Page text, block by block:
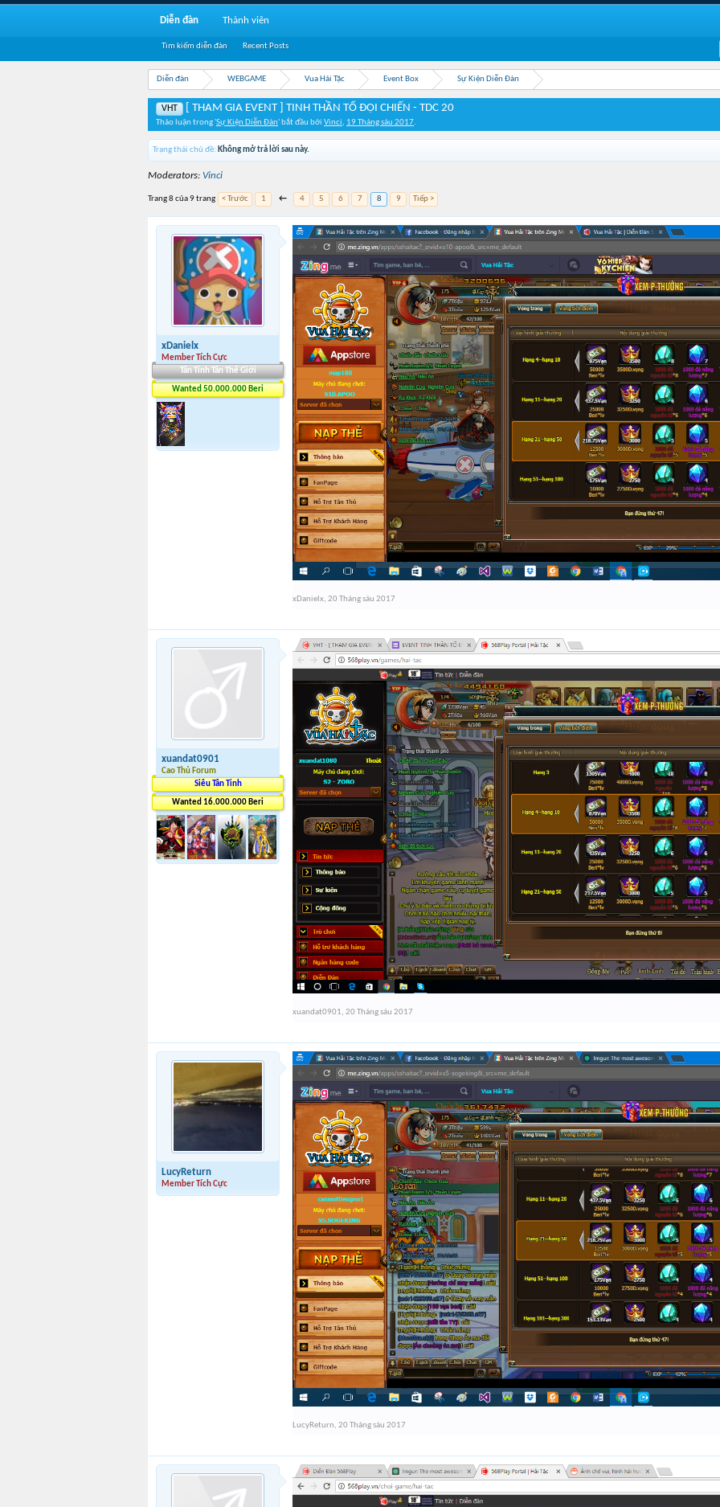
Diễn đàn WEBGAME Vua Hải Tặc Event Box Sự Kiện Diễn Đàn
VHT [ THAM GIA EVENT ] TINH THẦN TỔ ĐỘI CHIẾN - TDC 20
Thảo luận trong 'Sự Kiện Diễn Đàn' bắt đầu bởi Vinci, 19 Tháng sáu 2017.
Trạng thái chủ đề: Không mở trả lời sau này.
Moderators: Vinci
Trang 8 của 9 trang < Trước 1 ← 4 5 6 7 8 9 Tiếp >
xDanielx
Member Tích Cực
Tân Tinh Tân Thế Giới
Wanted 50.000.000 Beri
xDanielx, 20 Tháng sáu 2017
xuandat0901
Cao Thủ Forum
Siêu Tân Tinh
Wanted 16.000.000 Beri
xuandat0901, 20 Tháng sáu 2017
LucyReturn
Member Tích Cực
LucyReturn, 20 Tháng sáu 2017
Diễn đàn
Tìm kiếm diễn đàn Recent Posts
Thành viên